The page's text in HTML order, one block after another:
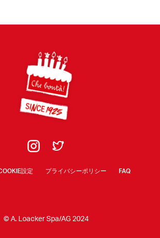
設定 プライバシーポリシー FAQ
© A. Loacker Spa/AG 2024